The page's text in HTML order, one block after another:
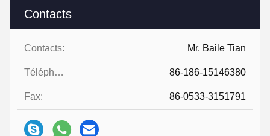
Contacts
Contacts: Mr. Baile Tian
Téléphone: 86-186-15146380
Fax: 86-0533-3151791